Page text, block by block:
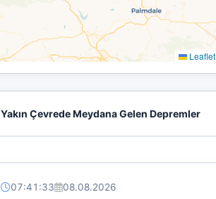
Leaflet
Yakın Çevrede Meydana Gelen Depremler
07:41:33 08.08.2026